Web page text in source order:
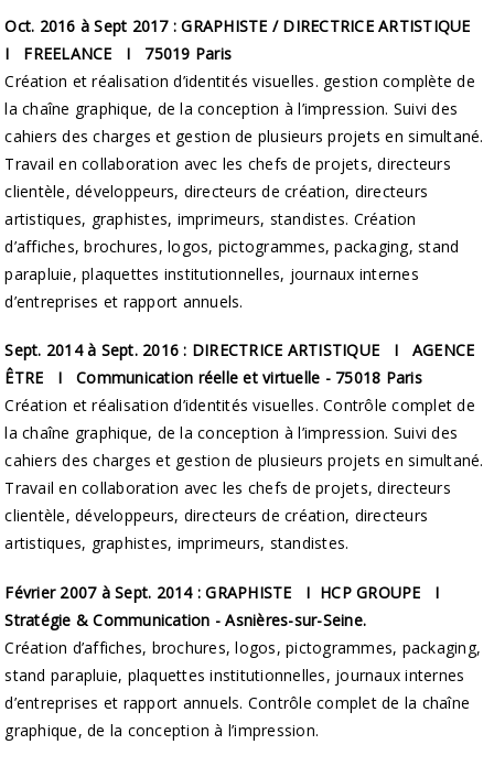
Oct. 2016 à Sept 2017 : GRAPHISTE / DIRECTRICE ARTISTIQUE
I FREELANCE I 75019 Paris
Création et réalisation d’identités visuelles. gestion complète de
la chaîne graphique, de la conception à l’impression. Suivi des
cahiers des charges et gestion de plusieurs projets en simultané.
Travail en collaboration avec les chefs de projets, directeurs
clientèle, développeurs, directeurs de création, directeurs
artistiques, graphistes, imprimeurs, standistes. Création
d’affiches, brochures, logos, pictogrammes, packaging, stand
parapluie, plaquettes institutionnelles, journaux internes
d’entreprises et rapport annuels.
Sept. 2014 à Sept. 2016 : DIRECTRICE ARTISTIQUE I AGENCE
ÊTRE I Communication réelle et virtuelle - 75018 Paris
Création et réalisation d’identités visuelles. Contrôle complet de
la chaîne graphique, de la conception à l’impression. Suivi des
cahiers des charges et gestion de plusieurs projets en simultané.
Travail en collaboration avec les chefs de projets, directeurs
clientèle, développeurs, directeurs de création, directeurs
artistiques, graphistes, imprimeurs, standistes.
Février 2007 à Sept. 2014 : GRAPHISTE I HCP GROUPE I
Stratégie & Communication - Asnières-sur-Seine.
Création d’affiches, brochures, logos, pictogrammes, packaging,
stand parapluie, plaquettes institutionnelles, journaux internes
d’entreprises et rapport annuels. Contrôle complet de la chaîne
graphique, de la conception à l’impression.